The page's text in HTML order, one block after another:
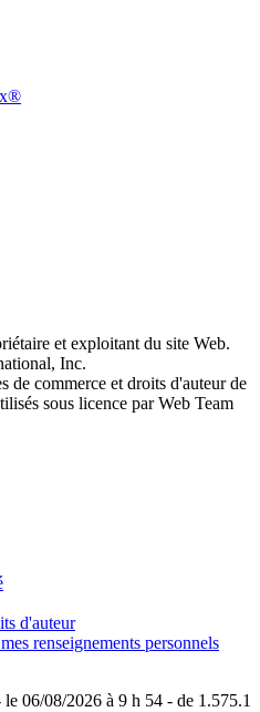
et exploitant du site Web.
Inc.
de commerce et droits d'auteur de
sous licence par Web Team
d'auteur
renseignements personnels
06/08/2026 à 9 h 54 - de 1.575.1